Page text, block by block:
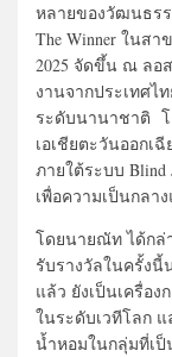
หลายของวัฒนธร
The Winner ในสา
2025 จัดขึ้น ณ ลอ
งานจากประเทศไ
ระดับนานาชาติ โ
เอเชียตะวันออกเ
ภายใต้ระบบ Blind
เพื่อความเป็นกลา
โดยนายณัท ได้กล่
รับรางวัลในครั้งนี้
แล้ว ยังเป็นเครื่อ
ในระดับเวทีโลก
น้ำหอมในกลุ่มที่เป็